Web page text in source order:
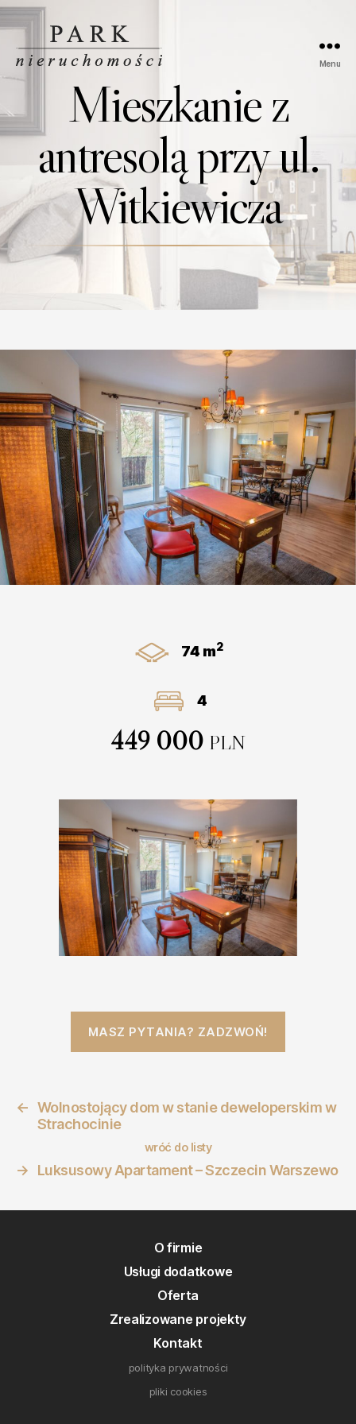
Nieruchomości
Menu
Mieszkanie z
antresolą przy ul.
Witkiewicza
74 m2
4
449 000 PLN
MASZ PYTANIA? ZADZWOŃ!
← Wolnostojący dom w stanie deweloperskim w
Strachocinie
wróć do listy
→ Luksusowy Apartament – Szczecin Warszewo
O firmie
Usługi dodatkowe
Oferta
Zrealizowane projekty
Kontakt
polityka prywatności
pliki cookies